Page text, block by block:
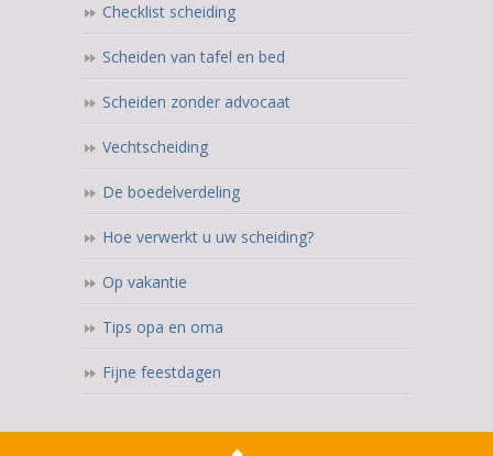
Checklist scheiding
Scheiden van tafel en bed
Scheiden zonder advocaat
Vechtscheiding
De boedelverdeling
Hoe verwerkt u uw scheiding?
Op vakantie
Tips opa en oma
Fijne feestdagen